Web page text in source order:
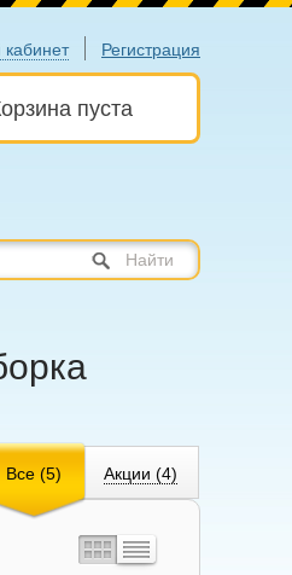
Регистрация
пуста
Найти
Все (5) Акции (4)